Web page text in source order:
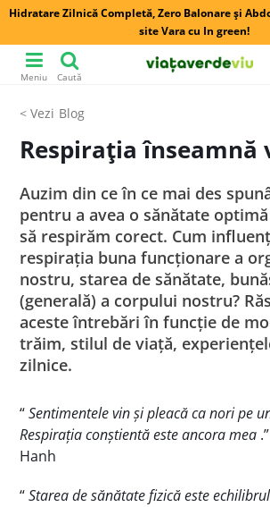
Hidratare Zilnică Completă, Zero Balonare și
site Vara cu In green!
Meniu Caută
Blog
Respirația înseamnă
Auzim din ce în ce mai des
pentru a avea o sănătate
să respirăm corect. Cum
respirația buna funcționare a
nostru, starea de sănătate,
(generală) a corpului nostru?
aceste întrebări în funcție de
trăim, stilul de viață,
zilnice.
“Sentimentele vin și pleacă ca nori pe
Respirația conștientă este ancora mea
Hanh
“Starea de sănătate fizică este